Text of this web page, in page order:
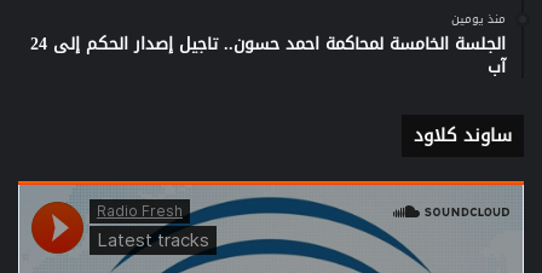
منذ يومين
الجلسة الخامسة لمحاكمة احمد حسون.. تاجيل إصدار الحكم إلى 24
آب
ساوند كلاود